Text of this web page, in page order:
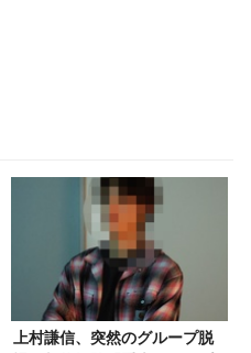
上村謙信、突然のグループ脱